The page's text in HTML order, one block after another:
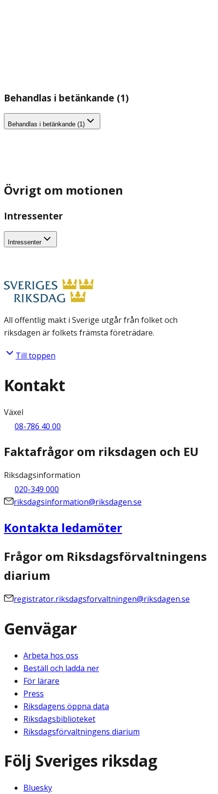
Behandlas i betänkande (1)
Behandlas i betänkande (1)
Övrigt om motionen
Intressenter
Intressenter
All offentlig makt i Sverige utgår från folket och
riksdagen är folkets främsta företrädare.
Till toppen
Kontakt
Växel
08-786 40 00
Faktafrågor om riksdagen och EU
Riksdagsinformation
020-349 000
riksdagsinformation@riksdagen.se
Kontakta ledamöter
Frågor om Riksdagsförvaltningens
diarium
registrator.riksdagsforvaltningen@riksdagen.se
Genvägar
Arbeta hos oss
Beställ och ladda ner
För lärare
Press
Riksdagens öppna data
Riksdagsbiblioteket
Riksdagsförvaltningens diarium
Följ Sveriges riksdag
Bluesky